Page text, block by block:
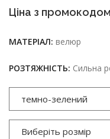
Ціна з
МАТЕРІАЛ: велюр
РОЗТЯЖНІСТЬ: Сильна